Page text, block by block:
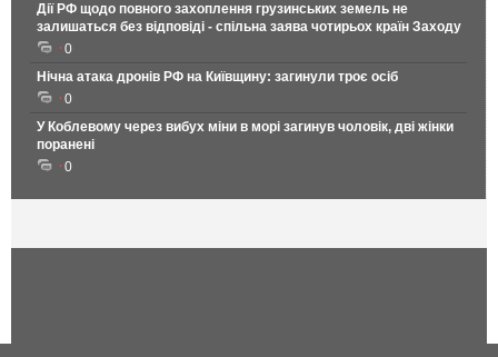
Дії РФ щодо повного захоплення грузинських земель не
залишаться без відповіді - спільна заява чотирьох країн Заходу
0
Нічна атака дронів РФ на Київщину: загинули троє осіб
0
У Коблевому через вибух міни в морі загинув чоловік, дві жінки
поранені
0